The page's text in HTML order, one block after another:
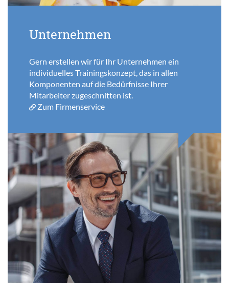
Unternehmen
Gern erstellen wir für Ihr Unternehmen ein
individuelles Trainingskonzept, das in allen
Komponenten auf die Bedürfnisse Ihrer
Mitarbeiter zugeschnitten ist.
Zum Firmenservice